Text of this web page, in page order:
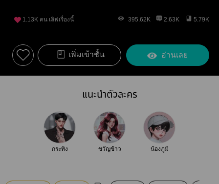
1.13K คน เลิฟเรื่องนี้ 395.62K 2.63K 5.79K
เพิ่มเข้าชั้น อ่านเลย
แนะนำตัวละคร
กระทิง ขวัญข้าว น้องภูมิ